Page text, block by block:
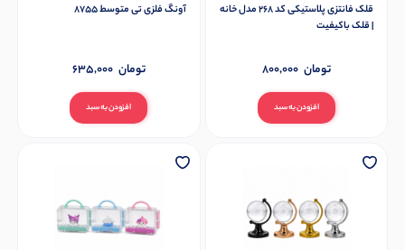
قلک فانتزی پلاستیکی کد 268 مدل خانه
| قلک باکیفیت
افزودن به سبد
800,000 تومان
آونگ فلزی تی متوسط 8755
افزودن به سبد
635,000 تومان